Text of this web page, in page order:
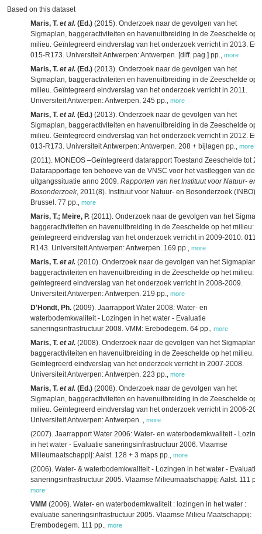
Based on this dataset
Maris, T. et al. (Ed.) (2015). Onderzoek naar de gevolgen van het
Sigmaplan, baggeractiviteiten en havenuitbreiding in de Zeeschelde op
milieu. Geïntegreerd eindverslag van het onderzoek verricht in 2013.
015-R173. Universiteit Antwerpen: Antwerpen. [diff. pag.] pp. more
Maris, T. et al. (Ed.) (2013). Onderzoek naar de gevolgen van het
Sigmaplan, baggeractiviteiten en havenuitbreiding in de Zeeschelde op
milieu. Geïntegreerd eindverslag van het onderzoek verricht in 2011.
Universiteit Antwerpen: Antwerpen. 245 pp. more
Maris, T. et al. (Ed.) (2013). Onderzoek naar de gevolgen van het
Sigmaplan, baggeractiviteiten en havenuitbreiding in de Zeeschelde op
milieu. Geïntegreerd eindverslag van het onderzoek verricht in 2012.
013-R173. Universiteit Antwerpen: Antwerpen. 208 + bijlagen pp. more
(2011). MONEOS –Geïntegreerd datarapport Toestand Zeeschelde tot
Datarapportage ten behoeve van de VNSC voor het vastleggen van de
uitgangssituatie anno 2009. Rapporten van het Instituut voor Natuur- en
Bosonderzoek, 2011(8). Instituut voor Natuur- en Bosonderzoek (INBO):
Brussel. 77 pp. more
Maris, T.; Meire, P. (2011). Onderzoek naar de gevolgen van het
baggeractiviteiten en havenuitbreiding in de Zeeschelde op het milieu:
geïntegreerd eindverslag van het onderzoek verricht in 2009-2010. 011-
R143. Universiteit Antwerpen: Antwerpen. 169 pp. more
Maris, T. et al. (2010). Onderzoek naar de gevolgen van het Sigmaplan,
baggeractiviteiten en havenuitbreiding in de Zeeschelde op het milieu:
geïntegreerd eindverslag van het onderzoek verricht in 2008-2009.
Universiteit Antwerpen: Antwerpen. 219 pp. more
D'Hondt, Ph. (2009). Jaarrapport Water 2008: Water- en
waterbodemkwaliteit - Lozingen in het water - Evaluatie
saneringsinfrastructuur 2008. VMM: Erebodegem. 64 pp. more
Maris, T. et al. (2008). Onderzoek naar de gevolgen van het Sigmaplan,
baggeractiviteiten en havenuitbreiding in de Zeeschelde op het milieu.
Geïntegreerd eindverslag van het onderzoek verricht in 2007-2008.
Universiteit Antwerpen: Antwerpen. 223 pp. more
Maris, T. et al. (Ed.) (2008). Onderzoek naar de gevolgen van het
Sigmaplan, baggeractiviteiten en havenuitbreiding in de Zeeschelde op
milieu. Geïntegreerd eindverslag van het onderzoek verricht in 2006-
Universiteit Antwerpen: Antwerpen.
more
(2007). Jaarrapport Water 2006: Water- en waterbodemkwaliteit -
in het water - Evaluatie saneringsinfrastructuur 2006. Vlaamse
Milieumaatschappij: Aalst. 128 + 3 maps pp. more
(2006). Water- & waterbodemkwaliteit - Lozingen in het water - Evaluatie
saneringsinfrastructuur 2005. Vlaamse Milieumaatschappij: Aalst. 111 pp.
more
VMM (2006). Water- en waterbodemkwaliteit : lozingen in het water :
evaluatie saneringsinfrastructuur 2005. Vlaamse Milieu Maatschappij:
Erembodegem. 111 pp. more